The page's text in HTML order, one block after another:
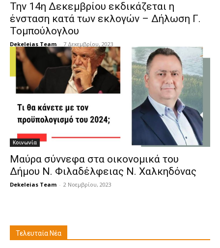
Την 14η Δεκεμβρίου εκδικάζεται η
ένσταση κατά των εκλογών – Δήλωση Γ.
Τομπούλογλου
Dekeleias Team - 7 Δεκεμβρίου, 2023
Κοινωνία
Μαύρα σύννεφα στα οικονομικά του
Δήμου Ν. Φιλαδέλφειας Ν. Χαλκηδόνας
Dekeleias Team - 2 Νοεμβρίου, 2023
Τελευταία Νέα